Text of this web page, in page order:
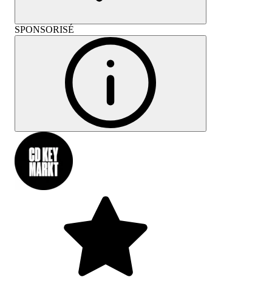
SPONSORISÉ